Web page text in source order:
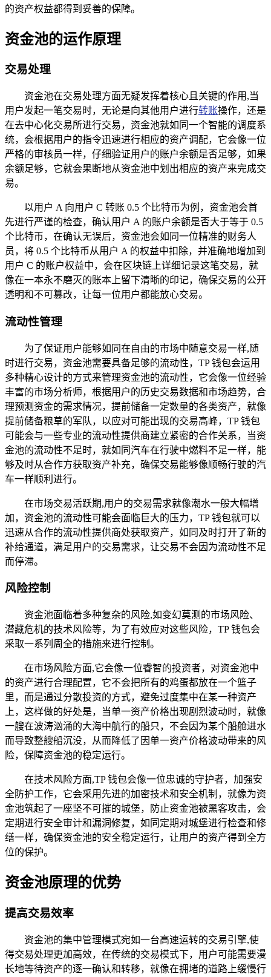
的资产权益都得到妥善的保障。
资金池的运作原理
交易处理
资金池在交易处理方面无疑发挥着核心且关键的作用,当
用户发起一笔交易时，无论是向其他用户进行转账操作，还是
在去中心化交易所进行交易，资金池就如同一个智能的调度系
统，会根据用户的指令迅速进行相应的资产调配，它会像一位
严格的审核员一样，仔细验证用户的账户余额是否足够，如果
余额足够，它就会果断地从资金池中划出相应的资产来完成交
易。
以用户 A 向用户 C 转账 0.5 个比特币为例，资金池会首
先进行严谨的检查，确认用户 A 的账户余额是否大于等于 0.5
个比特币，在确认无误后，资金池会如同一位精准的财务人
员，将 0.5 个比特币从用户 A 的权益中扣除，并准确地增加到
用户 C 的账户权益中，会在区块链上详细记录这笔交易，就
像在一本永不磨灭的账本上留下清晰的印记，确保交易的公开
透明和不可篡改，让每一位用户都能放心交易。
流动性管理
为了保证用户能够如同在自由的市场中随意交易一样,随
时进行交易，资金池需要具备足够的流动性，TP 钱包会运用
多种精心设计的方式来管理资金池的流动性，它会像一位经验
丰富的市场分析师，根据用户的历史交易数据和市场趋势，合
理预测资金的需求情况，提前储备一定数量的各类资产，就像
提前储备粮草的军队，以应对可能出现的交易高峰，TP 钱包
可能会与一些专业的流动性提供商建立紧密的合作关系，当资
金池的流动性不足时，就如同汽车在行驶中燃料不足一样，能
够及时从合作方获取资产补充，确保交易能够像顺畅行驶的汽
车一样顺利进行。
在市场交易活跃期,用户的交易需求就像潮水一般大幅增
加，资金池的流动性可能会面临巨大的压力，TP 钱包就可以
迅速从合作的流动性提供商处获取资产，如同及时打开了新的
补给通道，满足用户的交易需求，让交易不会因为流动性不足
而停滞。
风险控制
资金池面临着多种复杂的风险,如变幻莫测的市场风险、
潜藏危机的技术风险等，为了有效应对这些风险，TP 钱包会
采取一系列周全的措施来进行控制。
在市场风险方面,它会像一位睿智的投资者，对资金池中
的资产进行合理配置，它不会把所有的鸡蛋都放在一个篮子
里，而是通过分散投资的方式，避免过度集中在某一种资产
上，这样做的好处是，当单一资产价格出现剧烈波动时，就像
一艘在波涛汹涌的大海中航行的船只，不会因为某个船舱进水
而导致整艘船沉没，从而降低了因单一资产价格波动带来的风
险，保障资金池的稳定运行。
在技术风险方面,TP 钱包会像一位忠诚的守护者，加强安
全防护工作，它会采用先进的加密技术和安全机制，就像为资
金池筑起了一座坚不可摧的城堡，防止资金池被黑客攻击，会
定期进行安全审计和漏洞修复，如同定期对城堡进行检查和修
缮一样，确保资金池的安全稳定运行，让用户的资产得到全方
位的保护。
资金池原理的优势
提高交易效率
资金池的集中管理模式宛如一台高速运转的交易引擎,使
得交易处理更加高效，在传统的交易模式下，用户可能需要漫
长地等待资产的逐一确认和转移，就像在拥堵的道路上缓慢行